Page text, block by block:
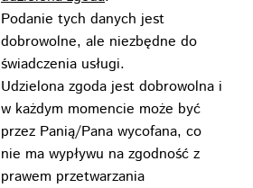
Podanie tych danych jest
dobrowolne, ale niezbędne do
świadczenia usługi.
Udzielona zgoda jest dobrowolna i
w każdym momencie może być
przez Panią/Pana wycofana, co
nie ma wypływu na zgodność z
prawem przetwarzania